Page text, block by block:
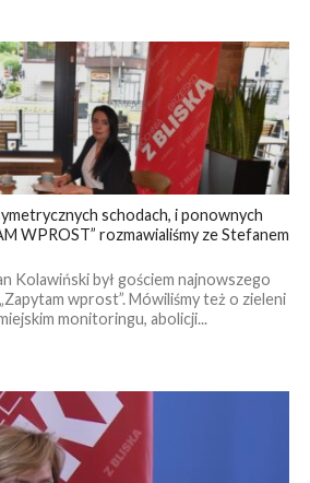
schodach, i ponownych
WPROST” rozmawialiśmy ze Stefanem
Kolawiński był gościem najnowszego
wprost”. Mówiliśmy też o zieleni
monitoringu, abolicji...